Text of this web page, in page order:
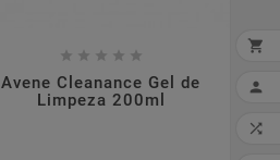
    
Avene Cleanance Gel de
Limpeza 200ml


